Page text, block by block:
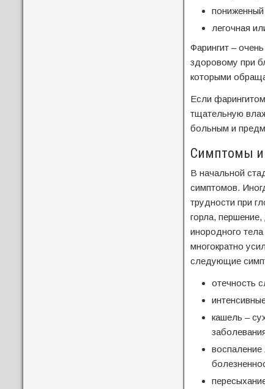
легочная
Фарингит –
здоровому при
которыми
Если
тщательную
больным и
Симптомы и
В начальной
симптомов.
трудности при
горла,
инородного
многократно
следующие
отечность
кашель –